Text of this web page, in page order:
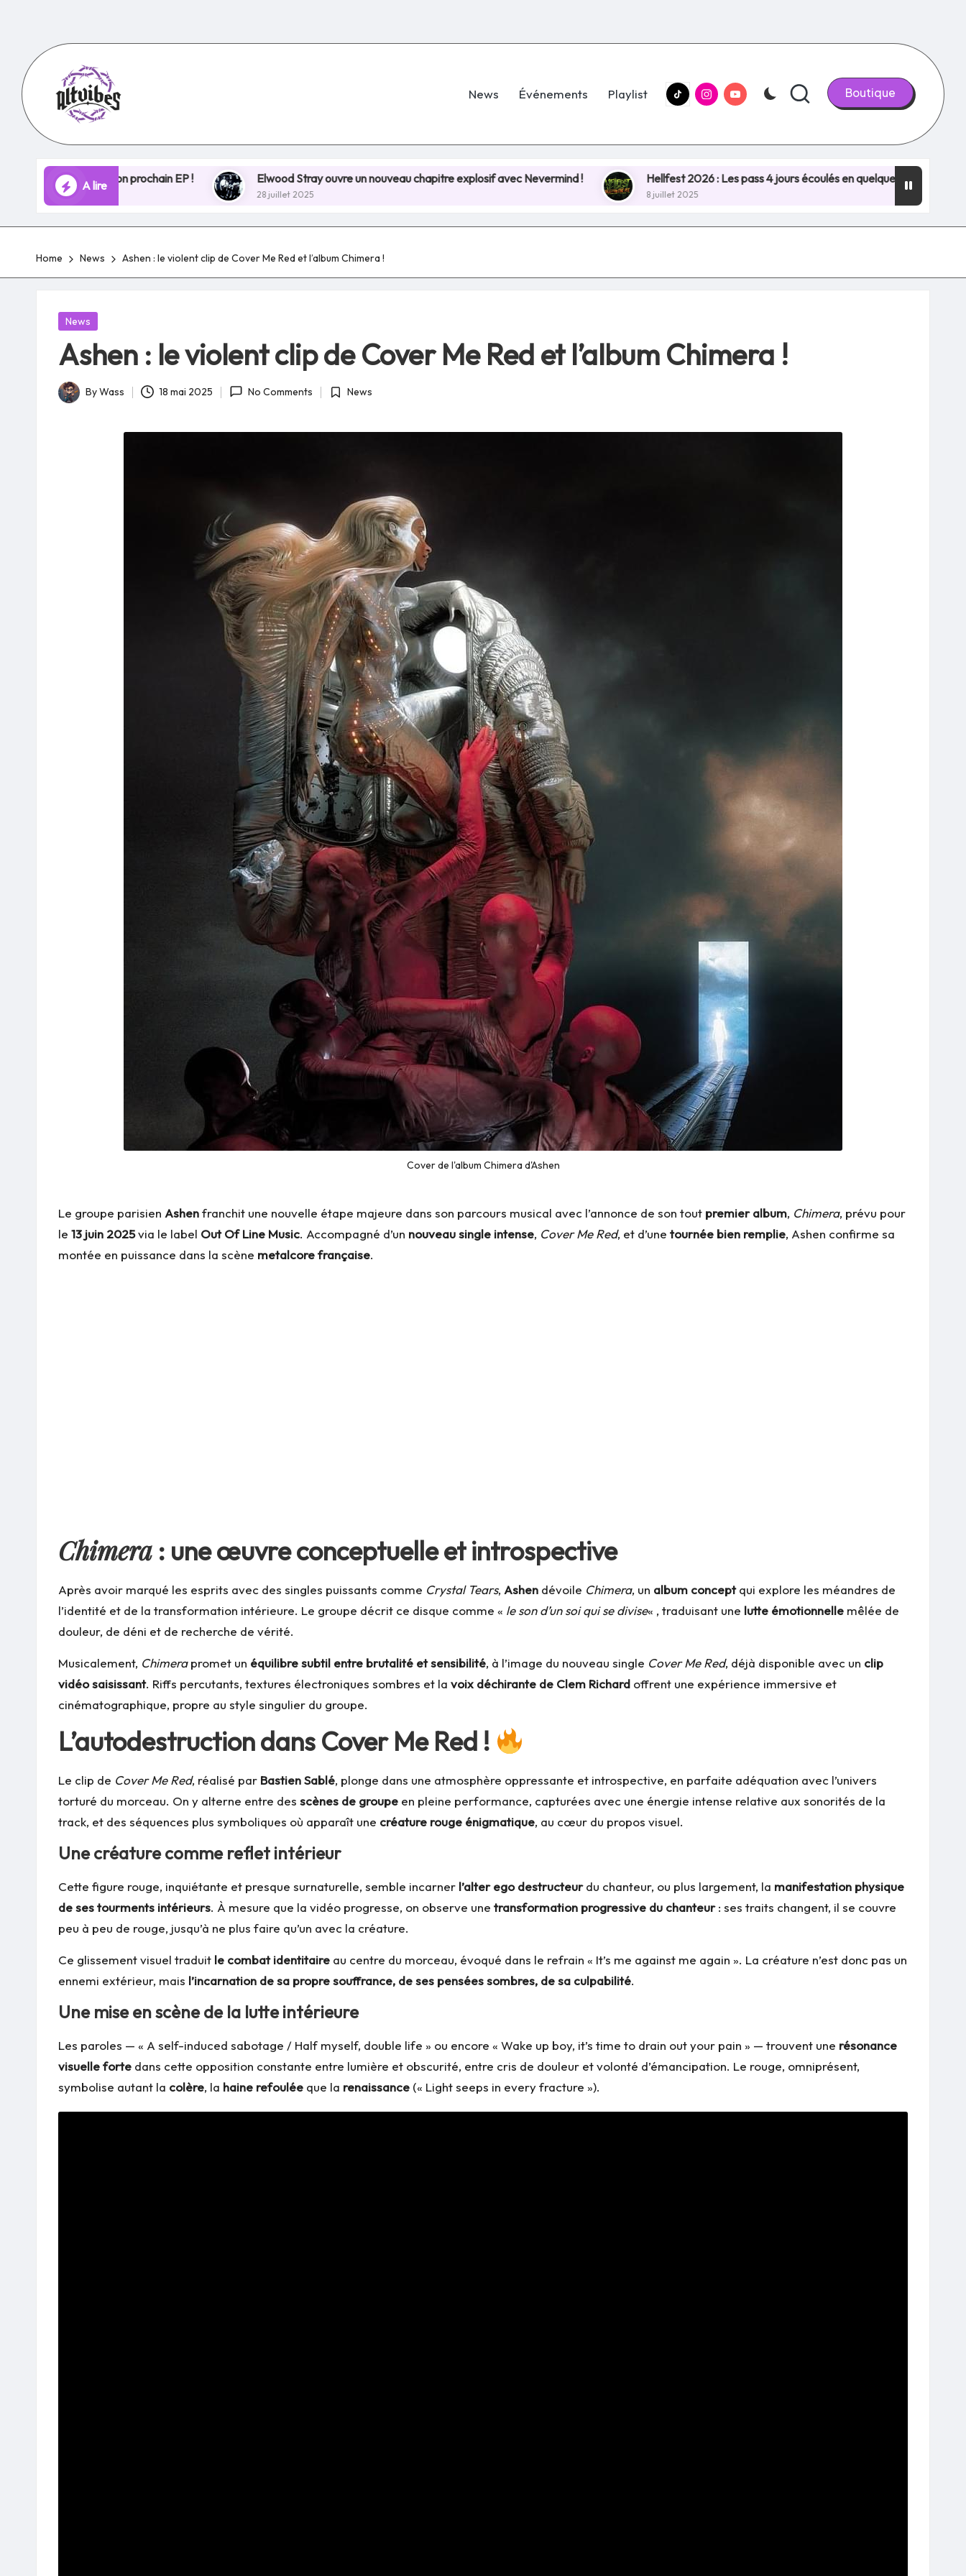
content
News
Événements Playlist tiktok.comInstagram.com
youtube.com Boutique
A lire
de son prochain EP ! Elwood Stray ouvre un nouveau chapitre explosif avec Nevermind !
28 juillet 2025
Hellfest 2026 : Les pass 4 jours écoulés en quelques minutes, NOUVEAU
8 juillet 2025
Home News Ashen : le violent clip de Cover Me Red et l’album Chimera !
Posted
News
Ashen : le violent clip de Cover Me Red et l’album Chimera !
Posted
ByWass 18 mai 2025 No Comments
Posted
News
Cover de l'album Chimera d'Ashen
Le groupe parisien Ashenfranchit une nouvelle étape majeure dans son parcours musical avec l’annonce de son tout premier album, Chimera, prévu pour
le 13 juin 2025via le label Out Of Line Music. Accompagné d’un nouveau single intense, Cover Me Red, et d’une tournée bien remplie, Ashen confirme sa
montée en puissance dans la scène metalcore française.
Chimera : une œuvre conceptuelle et introspective
Après avoir marqué les esprits avec des singles puissants comme Crystal Tears, Ashen dévoile Chimera, un album conceptqui explore les méandres de
l’identité et de la transformation intérieure. Le groupe décrit ce disque comme « le son d’un soi qui se divise« , traduisant une lutte émotionnelle mêlée de
douleur, de déni et de recherche de vérité.
Musicalement, Chimerapromet un équilibre subtil entre brutalité et sensibilité, à l’image du nouveau single Cover Me Red, déjà disponible avec un clip
vidéo saisissant. Riffs percutants, textures électroniques sombres et la voix déchirante de Clem Richard offrent une expérience immersive et
cinématographique, propre au style singulier du groupe.
L’autodestruction dans Cover Me Red !
Le clip de Cover Me Red, réalisé par Bastien Sablé, plonge dans une atmosphère oppressante et introspective, en parfaite adéquation avec l’univers
torturé du morceau. On y alterne entre des scènes de groupe en pleine performance, capturées avec une énergie intense relative aux sonorités de la
track, et des séquences plus symboliques où apparaît une créature rouge énigmatique, au cœur du propos visuel.
Une créature comme reflet intérieur
Cette figure rouge, inquiétante et presque surnaturelle, semble incarner l’alter ego destructeurdu chanteur, ou plus largement, la manifestation physique
de ses tourments intérieurs. À mesure que la vidéo progresse, on observe une transformation progressive du chanteur: ses traits changent, il se couvre
peu à peu de rouge, jusqu’à ne plus faire qu’un avec la créature.
Ce glissement visuel traduit le combat identitaire au centre du morceau, évoqué dans le refrain « It’s me against me again ». La créature n’est donc pas un
ennemi extérieur, mais l’incarnation de sa propre souffrance, de ses pensées sombres, de sa culpabilité.
Une mise en scène de la lutte intérieure
Les paroles — « A self-induced sabotage / Half myself, double life » ou encore « Wake up boy, it’s time to drain out your pain » — trouvent une résonance
visuelle forte dans cette opposition constante entre lumière et obscurité, entre cris de douleur et volonté d’émancipation. Le rouge, omniprésent,
symbolise autant la colère, la haine refoulée que la renaissance (« Light seeps in every fracture »).